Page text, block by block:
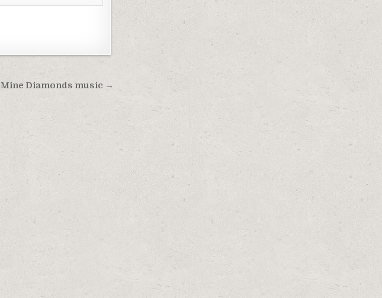
Mine Diamonds music →